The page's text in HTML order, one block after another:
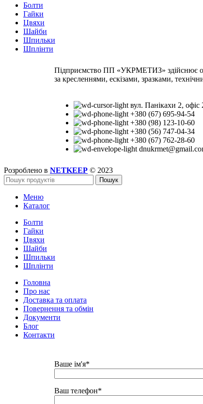
Болти
Гайки
Цвяхи
Шайби
Шпильки
Шплінти
Підприємство ПП «УКРМЕТИЗ» здійснює
за кресленнями, ескізами, зразками,
вул. Панікахи 2,
+380 (67) 695-94-54
+380 (98) 123-10-60
+380 (56) 747-04-34
+380 (67) 762-28-60
Розроблено в NETKEEP © 2023
Пошук
Меню
Каталог
Болти
Гайки
Цвяхи
Шайби
Шпильки
Шплінти
Головна
Про нас
Доставка та оплата
Повернення та обмін
Документи
Блог
Контакти
Ваше ім'я*
Ваш телефон*